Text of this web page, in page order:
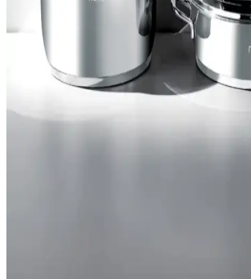
olmadan hızlı kurulum ve çok amaçlı kullanım
kağıt havlu, sos şişeleri ve diğer mutfak
dayanıklı ve kolay temizlenebilir bir düzen sağlar.
Vipkitchen Gümüş Paslanmaz Çelik
Çay/Kahve Servis Tepsisi 4+ Parça
Vipkitchen 24x24 cm ölçülerinde gümüş renkli